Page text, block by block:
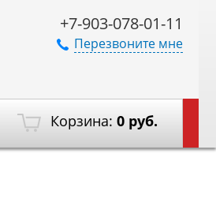
+7-903-078-01-11
Перезвоните мне
Корзина: 0 руб.